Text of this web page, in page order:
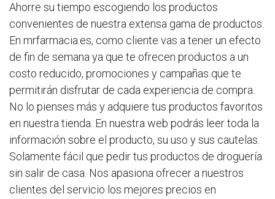
Ahorre su tiempo escogiendo los productos
convenientes de nuestra extensa gama de productos.
En mrfarmacia.es, como cliente vas a tener un efecto
de fin de semana ya que te ofrecen productos a un
costo reducido, promociones y campañas que te
permitirán disfrutar de cada experiencia de compra.
No lo pienses más y adquiere tus productos favoritos
en nuestra tienda. En nuestra web podrás leer toda la
información sobre el producto, su uso y sus cautelas.
Solamente fácil que pedir tus productos de droguería
sin salir de casa. Nos apasiona ofrecer a nuestros
clientes del servicio los mejores precios en